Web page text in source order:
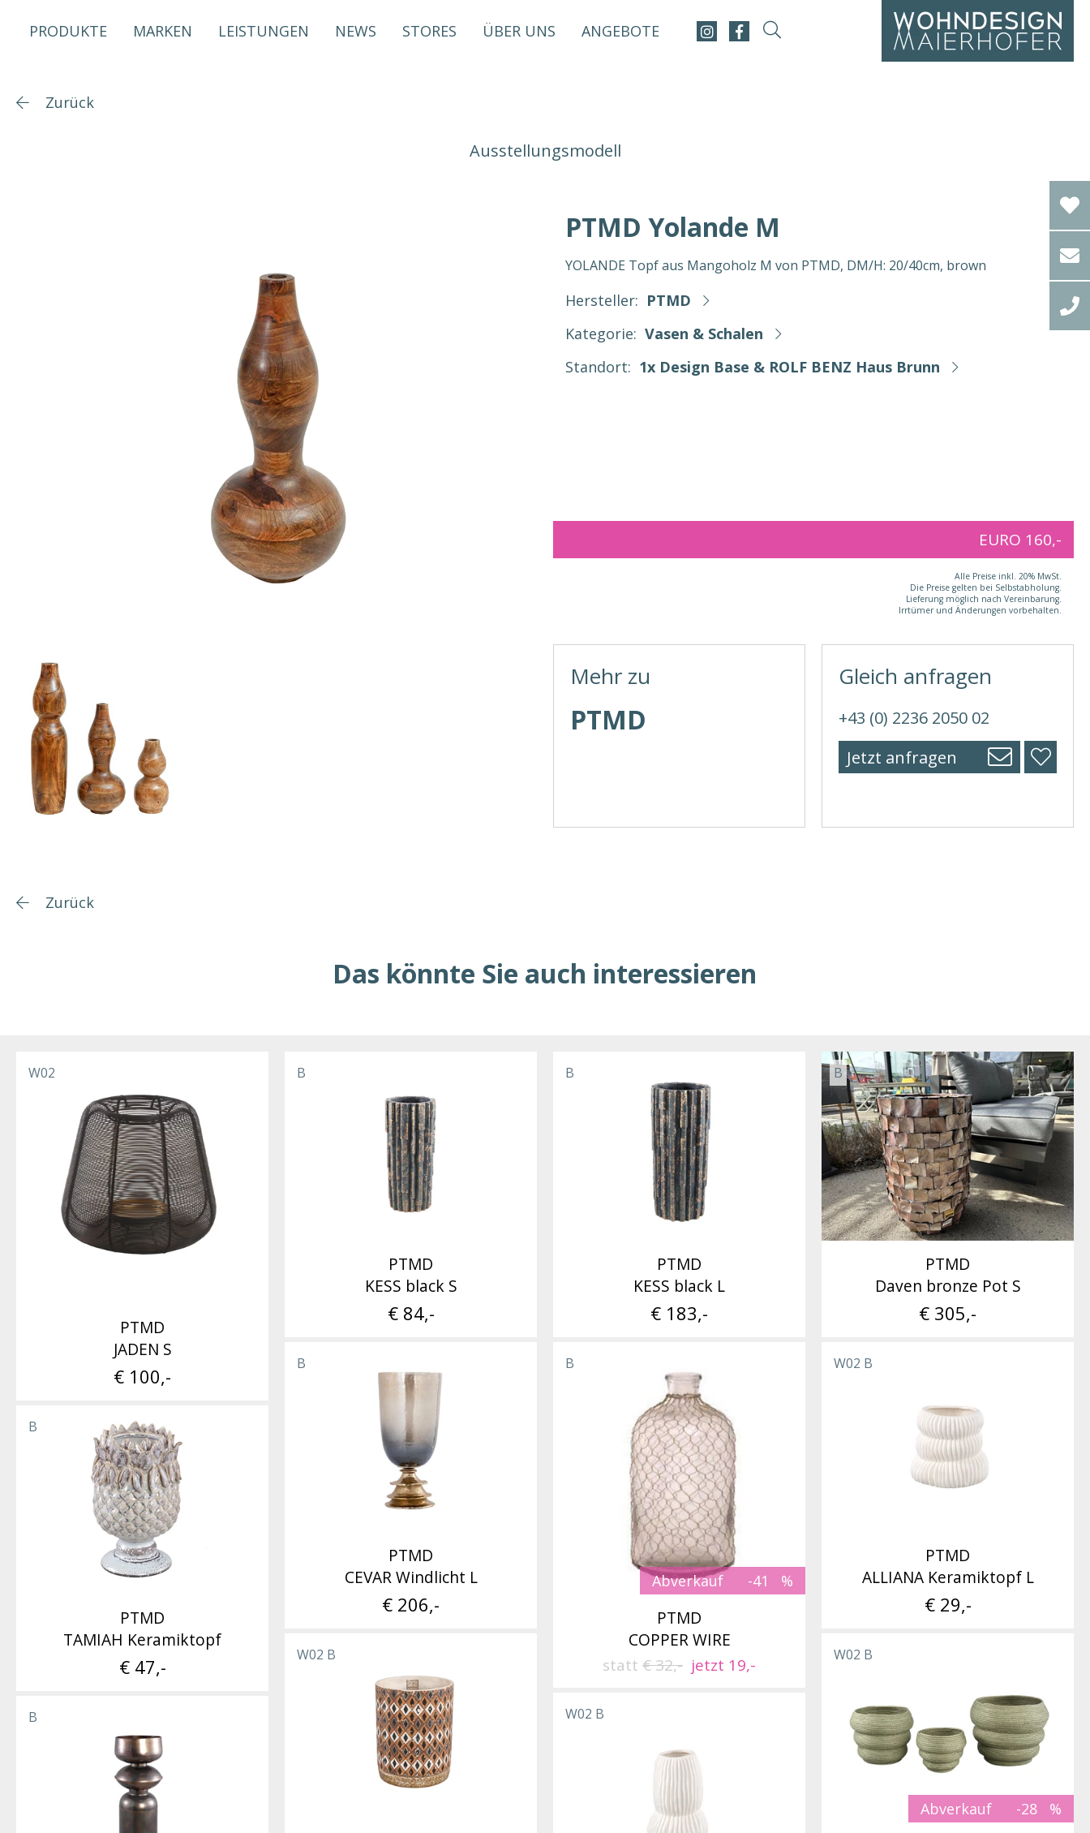
PRODUKTE MARKEN LEISTUNGEN NEWS STORES ÜBER UNS ANGEBOTE
Zurück
Ausstellungsmodell
PTMD Yolande M
YOLANDE Topf aus Mangoholz M von PTMD, DM/H: 20/40cm, brown
Hersteller: PTMD
Kategorie: Vasen & Schalen
Standort: 1x Design Base & ROLF BENZ Haus Brunn
EURO 160,-
Alle Preise inkl. 20% MwSt.
Die Preise gelten bei Selbstabholung.
Lieferung möglich nach Vereinbarung.
Irrtümer und Änderungen vorbehalten.
Mehr zu
PTMD
Gleich anfragen
+43 (0) 2236 2050 02
Jetzt anfragen
Zurück
Das könnte Sie auch interessieren
W02
PTMD
JADEN S
€ 100,-
B
PTMD
KESS black S
€ 84,-
B
PTMD
KESS black L
€ 183,-
B
PTMD
Daven bronze Pot S
€ 305,-
B
PTMD
CEVAR Windlicht L
€ 206,-
Abverkauf -41
B
PTMD
COPPER WIRE
statt € 32,- jetzt 19,-
W02 B
PTMD
ALLIANA Keramiktopf L
€ 29,-
B
PTMD
TAMIAH Keramiktopf
€ 47,-
W02 B
Abverkauf -28
W02 B
W02 B
B